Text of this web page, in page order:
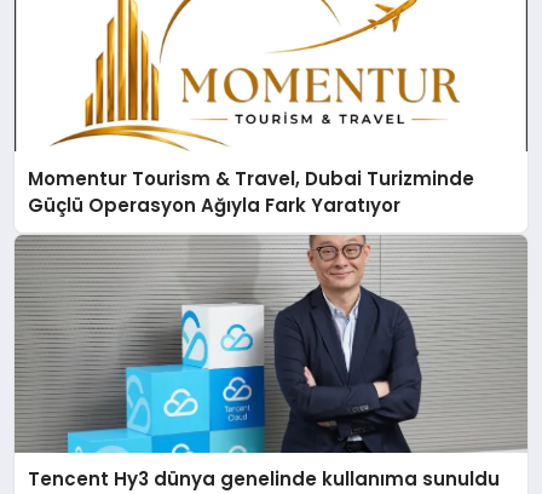
Momentur Tourism & Travel, Dubai Turizminde
Güçlü Operasyon Ağıyla Fark Yaratıyor
Tencent Hy3 dünya genelinde kullanıma sunuldu